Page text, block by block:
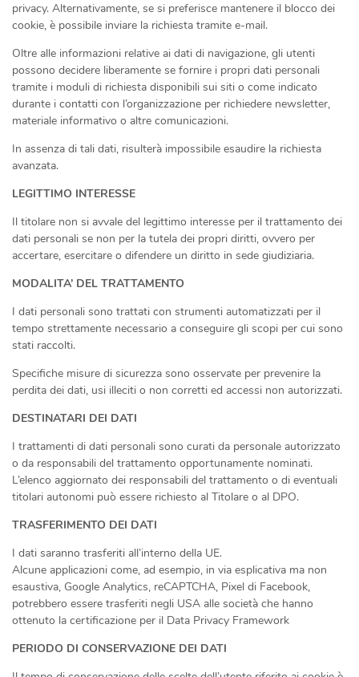
privacy. Alternativamente, se si preferisce mantenere il blocco dei
cookie, è possibile inviare la richiesta tramite e-mail.
Oltre alle informazioni relative ai dati di navigazione, gli utenti
possono decidere liberamente se fornire i propri dati personali
tramite i moduli di richiesta disponibili sui siti o come indicato
durante i contatti con l’organizzazione per richiedere newsletter,
materiale informativo o altre comunicazioni.
In assenza di tali dati, risulterà impossibile esaudire la richiesta
avanzata.
LEGITTIMO INTERESSE
Il titolare non si avvale del legittimo interesse per il trattamento dei
dati personali se non per la tutela dei propri diritti, ovvero per
accertare, esercitare o difendere un diritto in sede giudiziaria.
MODALITA’ DEL TRATTAMENTO
I dati personali sono trattati con strumenti automatizzati per il
tempo strettamente necessario a conseguire gli scopi per cui sono
stati raccolti.
Specifiche misure di sicurezza sono osservate per prevenire la
perdita dei dati, usi illeciti o non corretti ed accessi non autorizzati.
DESTINATARI DEI DATI
I trattamenti di dati personali sono curati da personale autorizzato
o da responsabili del trattamento opportunamente nominati.
L’elenco aggiornato dei responsabili del trattamento o di eventuali
titolari autonomi può essere richiesto al Titolare o al DPO.
TRASFERIMENTO DEI DATI
I dati saranno trasferiti all’interno della UE.
Alcune applicazioni come, ad esempio, in via esplicativa ma non
esaustiva, Google Analytics, reCAPTCHA, Pixel di Facebook,
potrebbero essere trasferiti negli USA alle società che hanno
ottenuto la certificazione per il Data Privacy Framework
PERIODO DI CONSERVAZIONE DEI DATI